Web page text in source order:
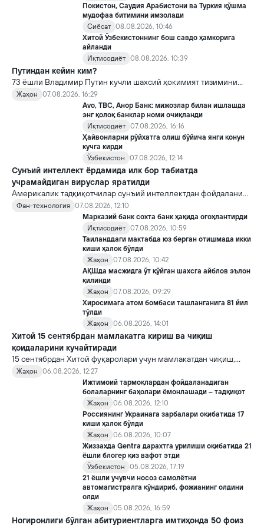
Покистон, Саудия Арабистони ва Туркия қўшма
мудофаа битимини имзолади
Сиёсат 08.08.2026, 10:46
Хитой Ўзбекистоннинг бош савдо ҳамкорига
айланди
Иқтисодиёт 08.08.2026, 10:39
Путиндан кейин ким?
73 ёшли Владимир Путин кучли шахсий ҳокимият тизимини
яратди, аммо ундан кейин ким келиши ва ҳокимиятни
топшириш механизми ҳали ноаниқ. Таҳлилчилар фикрича, бу
Кремлда ворислик жангига олиб келиши мумкин.
Жаҳон
07.08.2026, 16:29
Avo, TBC, Анор Банк: мижозлар билан ишлашда
энг қолоқ банклар номи очиқланди
Иқтисодиёт 07.08.2026, 16:16
Ҳайвонларни рўйхатга олиш бўйича янги қонун
кучга кирди
Ўзбекистон
07.08.2026, 12:14
Сунъий интеллект ёрдамида илк бор табиатда
учрамайдиган вируслар яратилди
Америкалик тадқиқотчилар сунъий интеллектдан фойдаланиб
16 та вирус яратди. Бу кашфиёт янги ютуқларга умид уйғотиш
билан бирга, ундан нотўғри мақсадда фойдаланиш борасидаги
хавотирларни ҳам кучайтирмоқда.
Фан-технология 07.08.2026, 12:10
Марказий банк сохта банк ҳақида огоҳлантирди
Иқтисодиёт 07.08.2026, 10:59
Таиланддаги мактабда юз берган отишмада икки
киши ҳалок бўлди
Жаҳон
07.08.2026, 10:42
АҚШда масжидга ўт қўйган шахсга айблов эълон
қилинди
Жаҳон
07.08.2026, 09:29
Хиросимага атом бомбаси ташланганига 81 йил
тўлди
Жаҳон
06.08.2026, 14:01
Хитой 15 сентябрдан мамлакатга кириш ва чиқиш
қоидаларини кучайтиради
15 сентябрдан Хитой фуқаролари учун мамлакатдан чиқиш,
хорижликлар учун эса Хитойга кириш тартиби бўйича янги
қоидалар кучга киради.
Жаҳон
06.08.2026, 12:27
Ижтимоий тармоқлардан фойдаланадиган
болаларнинг баҳолари ёмонлашади – тадқиқот
Жаҳон
06.08.2026, 12:10
Россиянинг Украинага зарбалари оқибатида 17
киши ҳалок бўлди
Жаҳон
06.08.2026, 10:07
Жиззахда Gentra дарахтга урилиши оқибатида 21
ёшли блогер қиз вафот этди
Ўзбекистон
05.08.2026, 17:19
21 ёшли учувчи носоз самолётни
автомагистралга қўндириб, фожианинг олдини
олди
Жаҳон
05.08.2026, 16:59
Ногиронлиги бўлган абитуриентларга имтиҳонда 50 фоиз